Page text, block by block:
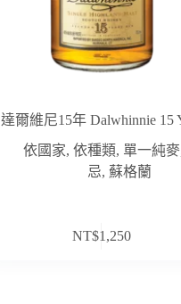
達爾維尼15年 Dalwhinnie 15
依國家, 依種類, 單一純麥
忌, 蘇格蘭
NT$1,250